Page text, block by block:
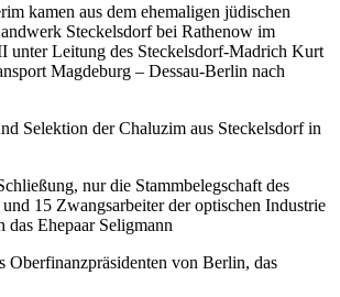
kamen aus dem ehemaligen jüdischen
Steckelsdorf bei Rathenow im
unter Leitung des Steckelsdorf-Madrich Kurt
Magdeburg – Dessau-Berlin nach
Selektion der Chaluzim aus Steckelsdorf in
nur die Stammbelegschaft des
15 Zwangsarbeiter der optischen Industrie
das Ehepaar Seligmann
Oberfinanzpräsidenten von Berlin, das